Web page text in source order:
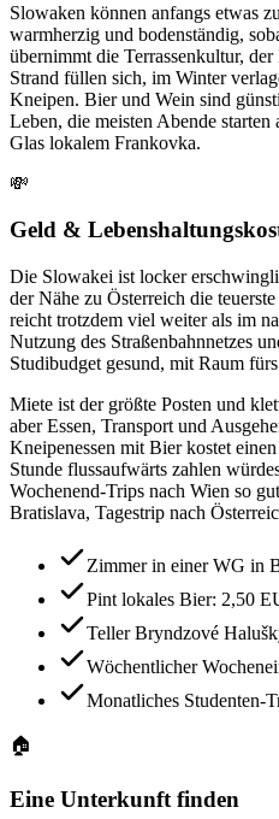
Slowaken können anfangs etwas
warmherzig und bodenständig,
übernimmt die Terrassenkultur,
Strand füllen sich, im Winter
Kneipen. Bier und Wein sind
Leben, die meisten Abende
Glas lokalem Frankovka.
💸
Geld &
Die Slowakei ist locker
der Nähe zu Österreich die
reicht trotzdem viel weiter als im
Nutzung des Straßenbahnnetzes
Studibudget gesund, mit Raum
Miete ist der größte Posten und
aber Essen, Transport und
Kneipenessen mit Bier kostet
Stunde flussaufwärts zahlen
Wochenend-Trips nach Wien so
Bratislava, Tagestrip nach
Zimmer in einer WG in
Pint lokales Bier: 2,50
Teller Bryndzové
Wöchentlicher
Monatliches Studenten-
🏠
Eine Unterkunft finden